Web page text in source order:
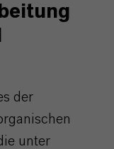
der
unter